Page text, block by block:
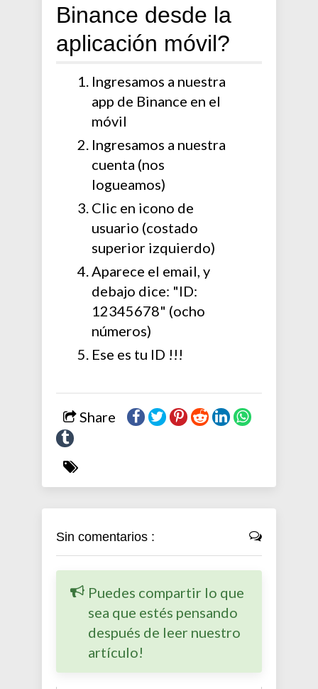
Binance desde la
aplicación móvil?
Ingresamos a nuestra
app de Binance en el
móvil
Ingresamos a nuestra
cuenta (nos
logueamos)
Clic en icono de
usuario (costado
superior izquierdo)
Aparece el email, y
debajo dice: "ID:
12345678" (ocho
números)
Ese es tu ID !!!
Share
Sin comentarios :
Puedes compartir lo que
sea que estés pensando
después de leer nuestro
artículo!